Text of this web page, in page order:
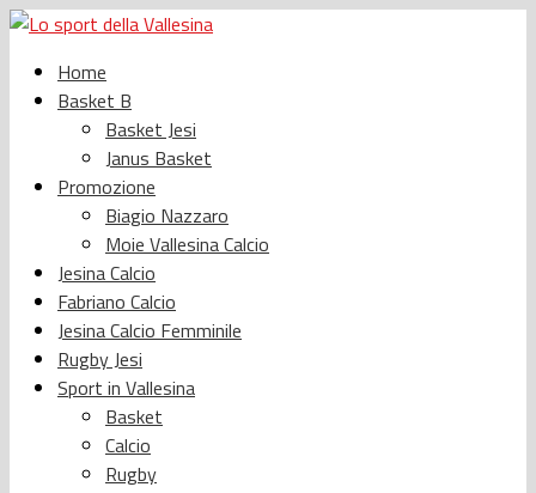
Home
Basket B
Basket Jesi
Janus Basket
Promozione
Biagio Nazzaro
Moie Vallesina Calcio
Jesina Calcio
Fabriano Calcio
Jesina Calcio Femminile
Rugby Jesi
Sport in Vallesina
Basket
Calcio
Rugby